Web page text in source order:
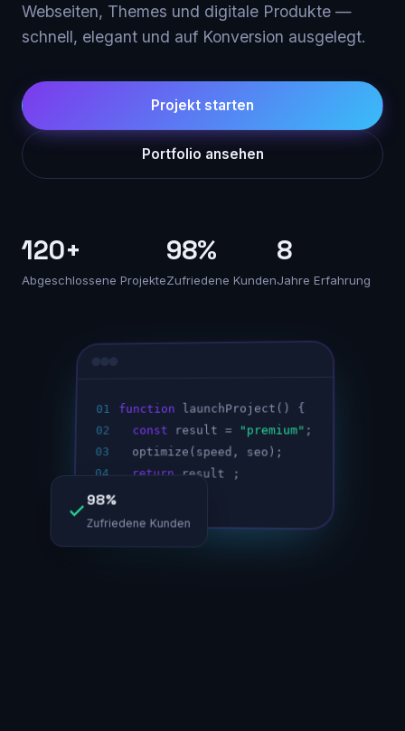
Webseiten, Themes und digitale Produkte —
schnell, elegant und auf Konversion ausgelegt.
Projekt starten
Portfolio ansehen
120+
Abgeschlossene Projekte
98%
Zufriedene Kunden
8
Jahre Erfahrung
01 function launchProject() {
02 const result = "premium"
03 optimize(speed, seo);
04 return result
98%
Zufriedene Kunden